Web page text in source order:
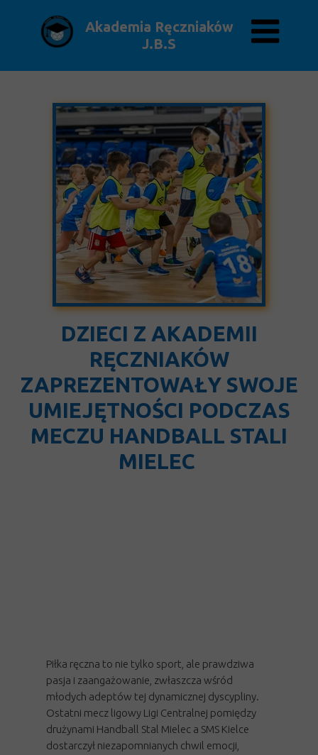
DZIECI Z AKADEMII
RĘCZNIAKÓW
ZAPREZENTOWAŁY SWOJE
UMIEJĘTNOŚCI PODCZAS
MECZU HANDBALL STALI
MIELEC
Piłka ręczna to nie tylko sport, ale prawdziwa
pasja i zaangażowanie, zwłaszcza wśród
młodych adeptów tej dynamicznej dyscypliny.
Ostatni mecz ligowy Ligi Centralnej pomiędzy
drużynami Handball Stal Mielec a SMS Kielce
dostarczył niezapomnianych chwil emocji,
Akademia Ręczniaków
J.B.S